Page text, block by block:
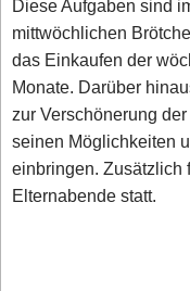
Diese Aufgaben sind
mittwöchlichen
das Einkaufen der
Monate. Darüber
zur Verschönerung
seinen Möglichkeiten
einbringen.
Elternabende statt.